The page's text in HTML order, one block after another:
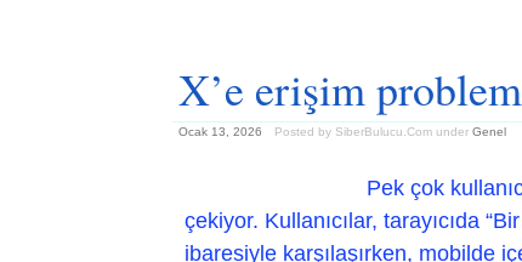
X’e erişim
Ocak 13, 2026 Posted by SiberBulucu.Com under Genel
Pek çok
çekiyor. Kullanıcılar, tarayıcıda
ibaresiyle karşılaşırken, mobilde